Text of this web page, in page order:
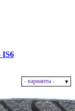
IS6
- варианты -